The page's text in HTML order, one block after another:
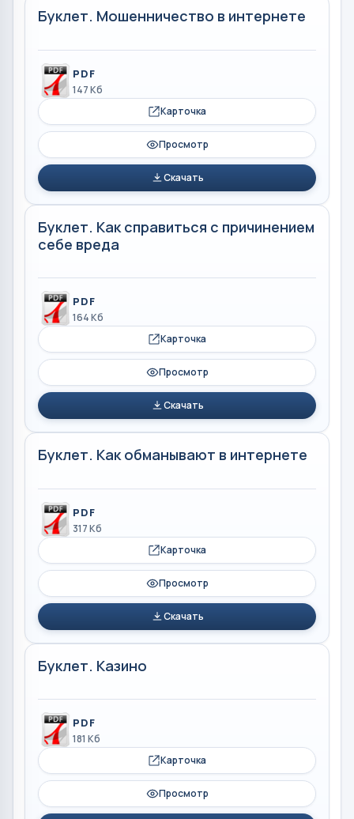
Буклет. Мошенничество в интернете
PDF
147 Кб
Карточка
Просмотр
Скачать
Буклет. Как справиться с причинением
себе вреда
PDF
164 Кб
Карточка
Просмотр
Скачать
Буклет. Как обманывают в интернете
PDF
317 Кб
Карточка
Просмотр
Скачать
Буклет. Казино
PDF
181 Кб
Карточка
Просмотр